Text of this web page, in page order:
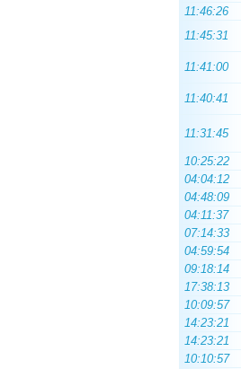
11:46:26
11:45:31
11:41:00
11:40:41
11:31:45
10:25:22
04:04:12
04:48:09
04:11:37
07:14:33
04:59:54
09:18:14
17:38:13
10:09:57
14:23:21
14:23:21
10:10:57